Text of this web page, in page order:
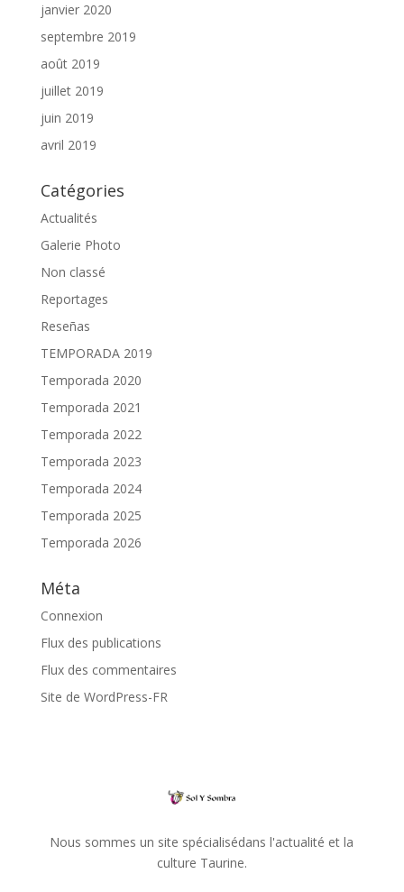
janvier 2020
septembre 2019
août 2019
juillet 2019
juin 2019
avril 2019
Catégories
Actualités
Galerie Photo
Non classé
Reportages
Reseñas
TEMPORADA 2019
Temporada 2020
Temporada 2021
Temporada 2022
Temporada 2023
Temporada 2024
Temporada 2025
Temporada 2026
Méta
Connexion
Flux des publications
Flux des commentaires
Site de WordPress-FR
Nous sommes un site spécialisédans l'actualité et la
culture Taurine.